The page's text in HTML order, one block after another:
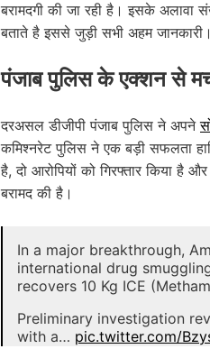
बरामदगी की जा रही है। इसके अलावा
बताते है इससे जुड़ी सभी अहम जानकारी।
पंजाब पुलिस के एक्शन से
दरअसल डीजीपी पंजाब पुलिस ने अपने
कमिश्नरेट पुलिस ने एक बड़ी सफलता
है, दो आरोपियों को गिरफ्तार किया है
बरामद की है।
In a major breakthrough,
international drug
recovers 10 Kg ICE
Preliminary investigation
with a… pic.twitter.com/